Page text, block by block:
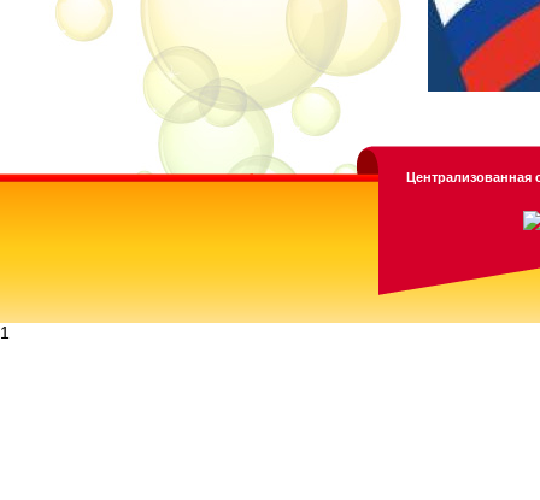
Централизованная
1